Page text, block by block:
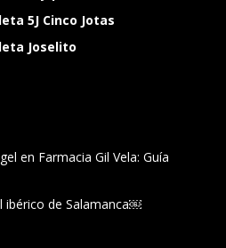
5J Cinco Jotas
Joselito
en Farmacia Gil Vela: Guía
ibérico de Salamanca￼